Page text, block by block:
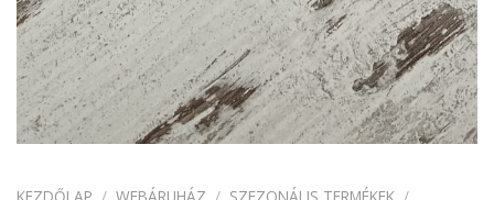
KEZDŐLAP / WEBÁRUHÁZ / SZEZONÁLIS TERMÉKEK /